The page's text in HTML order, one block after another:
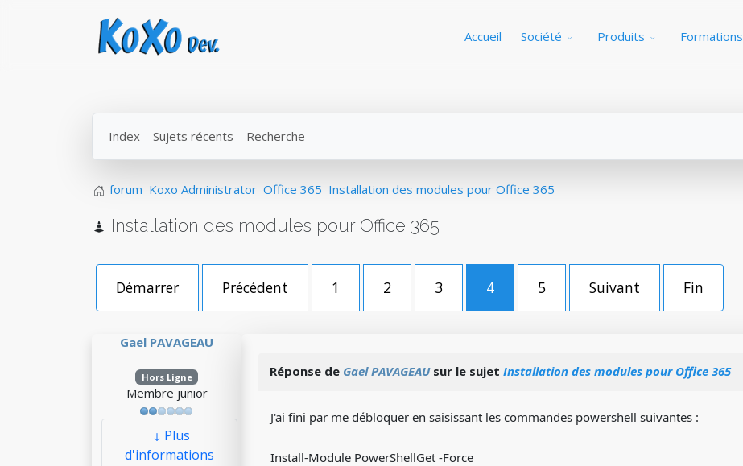
Accueil Société Produits Formations
Index Sujets récents Recherche
forum Koxo Administrator Office 365 Installation des modules pour Office 365
Installation des modules pour Office 365
Démarrer Précédent 1 2 3 4 5 Suivant Fin
Gael PAVAGEAU
Hors Ligne
Membre junior
Plus
d'informations
Réponse de Gael PAVAGEAUsur le sujet Installation des modules pour Office 365
J'ai fini par me débloquer en saisissant les commandes powershell suivantes :
Install-Module PowerShellGet -Force